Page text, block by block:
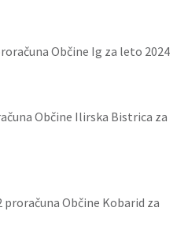
Občine Ig za leto 2024
Občine Ilirska Bistrica za
Občine Kobarid za